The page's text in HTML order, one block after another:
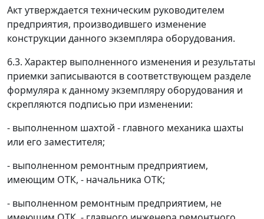
Акт утверждается техническим руководителем
предприятия, производившего изменение
конструкции данного экземпляра оборудования.
6.3. Характер выполненного изменения и результаты
приемки записываются в соответствующем разделе
формуляра к данному экземпляру оборудования и
скрепляются подписью при изменении:
- выполненном шахтой - главного механика шахты
или его заместителя;
- выполненном ремонтным предприятием,
имеющим ОТК, - начальника ОТК;
- выполненном ремонтным предприятием, не